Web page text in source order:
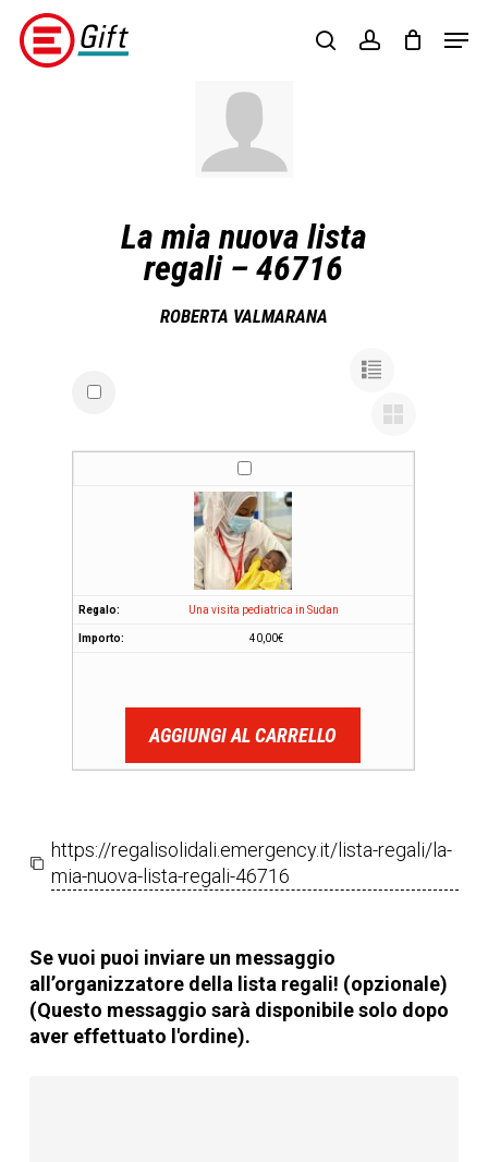
Skip
main
searchaccount
La mia nuova lista
regali – 46716
ROBERTA VALMARANA
Una visita pediatrica in Sudan
40,00€
AGGIUNGI AL CARRELLO
https://regalisolidali.emergency.it/lista-regali/la-
mia-nuova-lista-regali-46716
Se vuoi puoi inviare un messaggio
all’organizzatore della lista regali! (opzionale)
(Questo messaggio sarà disponibile solo dopo
aver effettuato l'ordine).